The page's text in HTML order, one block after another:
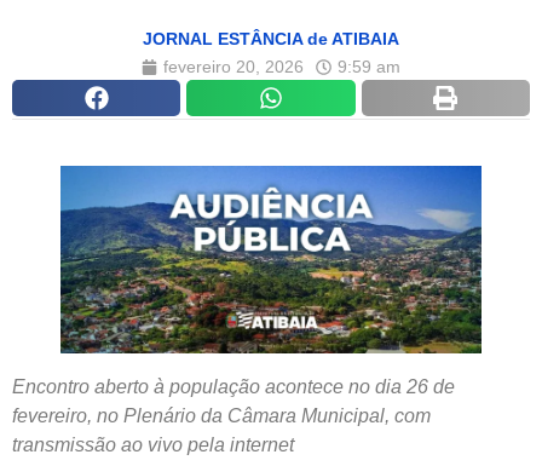
JORNAL ESTÂNCIA de ATIBAIA
fevereiro 20, 2026
9:59 am
Encontro aberto à população acontece no dia 26 de
fevereiro, no Plenário da Câmara Municipal, com
transmissão ao vivo pela internet